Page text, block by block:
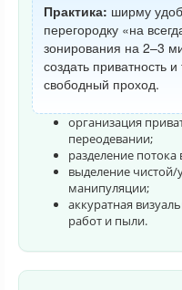
Практика: ширму
перегородку «на
зонирования на 2–3
создать приватность
свободный проход.
организация
переодевании;
разделение потока
выделение
манипуляции;
аккуратная
работ и пыли.